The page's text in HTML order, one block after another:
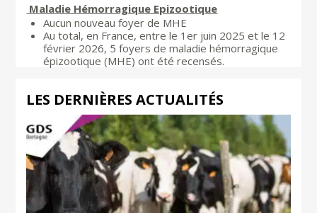
Maladie Hémorragique Epizootique
Aucun nouveau foyer de MHE
Au total, en France, entre le 1er juin 2025 et le 12
février 2026, 5 foyers de maladie hémorragique
épizootique (MHE) ont été recensés.
LES DERNIÈRES ACTUALITÉS